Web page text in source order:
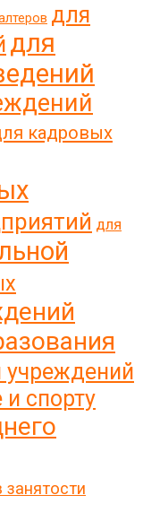
для
для
кадровых
для
учреждений
и спорту